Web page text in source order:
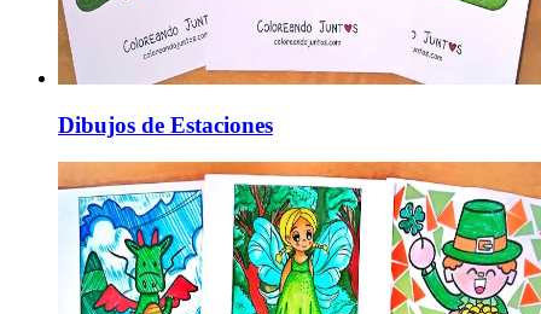
Dibujos de Estaciones